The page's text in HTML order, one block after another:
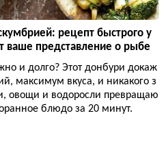
рецепт быстрого у
ваше представление о рыбе
и долго? Этот донбури докаж
максимум вкуса, и никакого з
овощи и водоросли превращаю
блюдо за 20 минут.